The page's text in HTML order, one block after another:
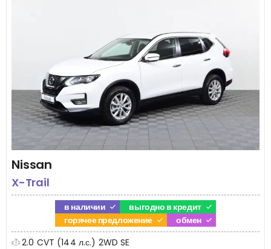
Nissan
X-Trail
в наличии
выгодно в кредит
горячее предложение
обмен
2.0 CVT (144 л.с.) 2WD SE